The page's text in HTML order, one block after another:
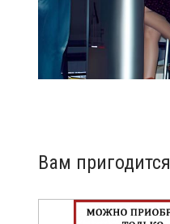
Вам пригодится